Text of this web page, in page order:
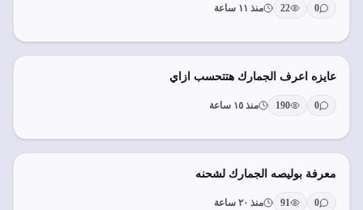
0
22 منذ ١١ ساعة
عايزه اعرف الجمارك هتتحسب ازاي
0
190 منذ ١٥ ساعة
معرفة بوليصه الجمارك لشحنه
0
91 منذ ٢٠ ساعة